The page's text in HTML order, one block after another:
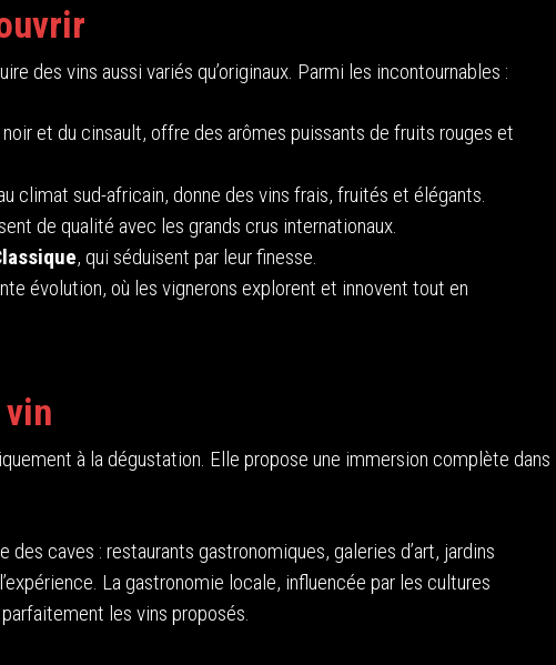
des vins aussi variés qu’originaux. Parmi les incontournables :
et du cinsault, offre des arômes puissants de fruits rouges et
climat sud-africain, donne des vins frais, fruités et élégants.
de qualité avec les grands crus internationaux.
, qui séduisent par leur finesse.
évolution, où les vignerons explorent et innovent tout en
à la dégustation. Elle propose une immersion complète dans
caves : restaurants gastronomiques, galeries d’art, jardins
La gastronomie locale, influencée par les cultures
les vins proposés.